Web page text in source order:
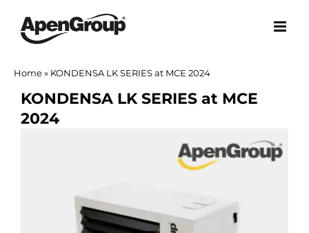
content
Home» KONDENSA LK SERIES at MCE 2024
KONDENSA LK SERIES at MCE
2024